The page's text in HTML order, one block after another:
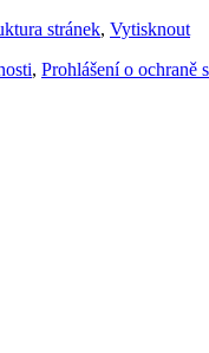
stránek, Vytisknout
, Prohlášení o ochraně